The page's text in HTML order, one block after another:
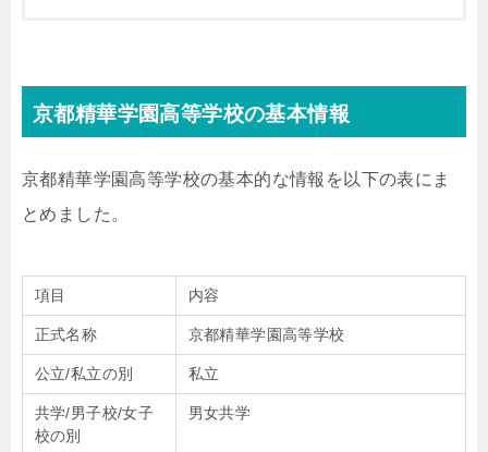
京都精華学園高等学校の基本情報
京都精華学園高等学校の基本的な情報を以下の表にま
とめました。
項目 内容
正式名称 京都精華学園高等学校
公立/私立の別 私立
共学/男子校/女子
校の別
男女共学